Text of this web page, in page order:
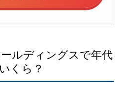
ルディングスで年代
くら？